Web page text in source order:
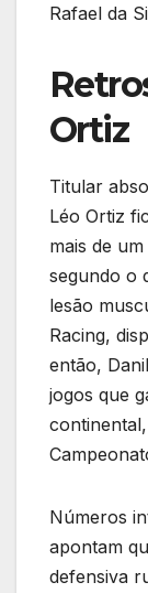
Rafael da
Ortiz
Titular
Léo Ortiz
mais de
segundo o
lesão
Racing,
então,
jogos que
Números
apontam
defensiva